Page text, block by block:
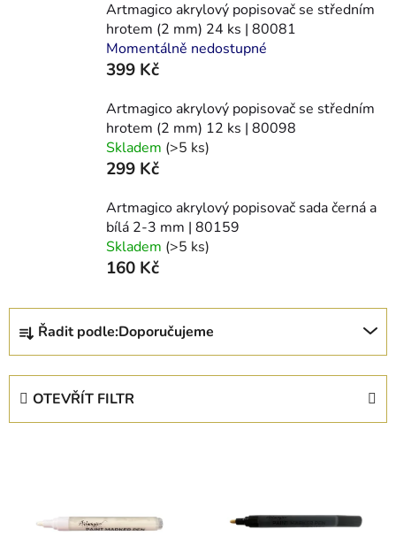
Artmagico akrylový popisovač se středním
hrotem (2 mm) 24 ks | 80081
Momentálně nedostupné
399 Kč
Artmagico akrylový popisovač se středním
hrotem (2 mm) 12 ks | 80098
Skladem (>5 ks)
299 Kč
Artmagico akrylový popisovač sada černá a
bílá 2-3 mm | 80159
Skladem (>5 ks)
160 Kč
Ř
z
Řadit podle:Doporučujeme
OTEVŘÍT FILTR